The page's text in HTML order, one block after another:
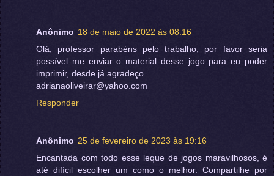
Anônimo 18 de maio de 2022 às 08:16
Olá, professor parabéns pelo trabalho, por favor seria
possível me enviar o material desse jogo para eu poder
imprimir, desde já agradeço.
adrianaoliveirar@yahoo.com
Responder
Anônimo 25 de fevereiro de 2023 às 19:16
Encantada com todo esse leque de jogos maravilhosos, é
até difícil escolher um como o melhor. Compartilhe por